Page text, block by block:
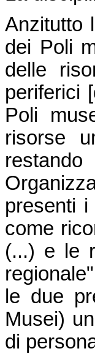
Anzitutto
dei Poli
delle
periferici
Poli
risorse
presenti
come
(...) e le
le due
Musei)
di